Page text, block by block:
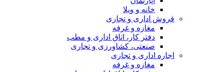
خانه و ویلا
فروش اداری و تجاری
مغازه و غرفه
دفتر کار، اتاق اداری و مطب
صنعتی،‌ کشاورزی و تجاری
اجاره اداری و تجاری
مغازه و غرفه